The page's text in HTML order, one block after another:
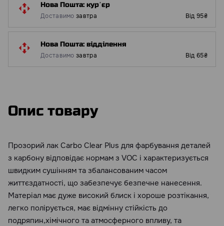
Нова Пошта: курʼєр
Доставимо завтра Від 95₴
Нова Пошта: відділення
Доставимо завтра Від 65₴
Опис товару
Прозорий лак Carbo Clear Plus для фарбування деталей
з карбону відповідає нормам з VOC і характеризується
швидким сушінням та збалансованим часом
життєздатності, що забезпечує безпечне нанесення.
Матеріал має дуже високий блиск і хороше розтікання,
легко полірується, має відмінну стійкість до
подряпин,хімічного та атмосферного впливу, та